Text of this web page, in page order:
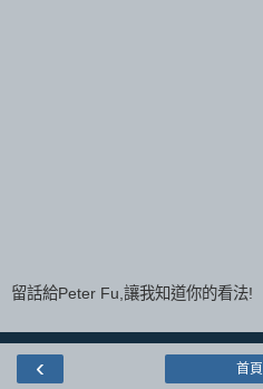
留話給Peter Fu,讓我知道你的看法!
‹ 首頁